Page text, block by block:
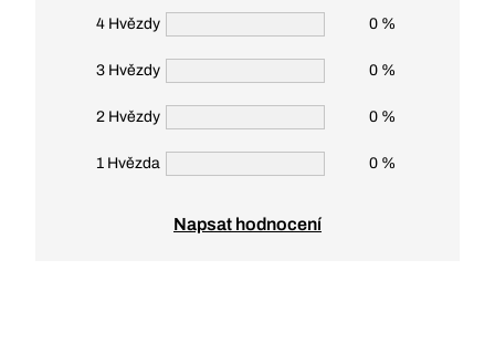
4 Hvězdy 0 %
3 Hvězdy 0 %
2 Hvězdy 0 %
1 Hvězda 0 %
Napsat hodnocení